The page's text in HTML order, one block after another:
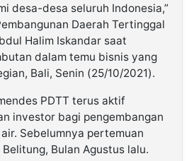
desa-desa seluruh Indonesia,”
Daerah Tertinggal
Halim Iskandar saat
dalam temu bisnis yang
Bali, Senin (25/10/2021).
PDTT terus aktif
investor bagi pengembangan
Sebelumnya pertemuan
Bulan Agustus lalu.